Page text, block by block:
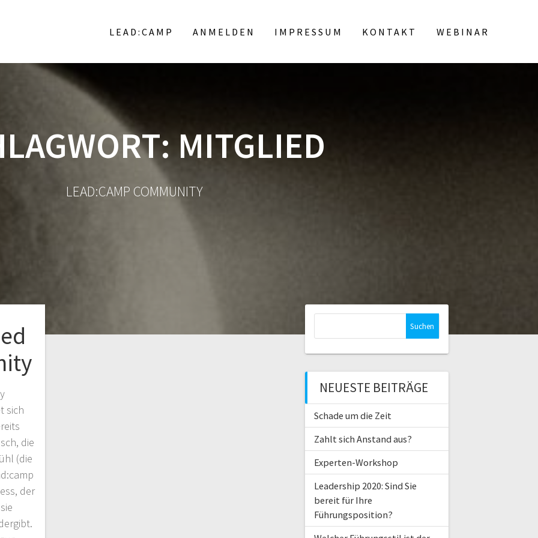
LEAD:CAMP ANMELDEN IMPRESSUM KONTAKT WEBINAR
MITGLIED
LEAD:CAMP COMMUNITY
sich
die
(die
der
NEUESTE BEITRÄGE
Schade um die Zeit
Zahlt sich Anstand aus?
Experten-Workshop
Leadership 2020: Sind Sie
bereit für Ihre
Führungsposition?